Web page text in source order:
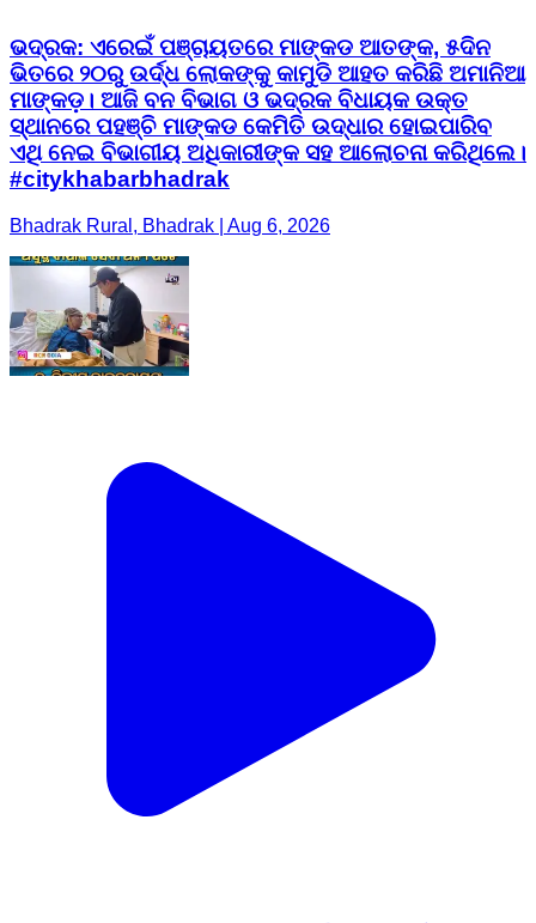
ଭଦ୍ରକ: ଏରେଇଁ ପଞ୍ଚାୟତରେ ମାଙ୍କଡ ଆତଙ୍କ, ୫ଦିନ
ଭିତରେ ୨୦ରୁ ଉର୍ଦ୍ଧ ଲୋକଙ୍କୁ କାମୁଡି ଆହତ କରିଛି ଅମାନିଆ
ମାଙ୍କଡ଼। ଆଜି ବନ ବିଭାଗ ଓ ଭଦ୍ରକ ବିଧାୟକ ଉକ୍ତ
ସ୍ଥାନରେ ପହଞ୍ଚି ମାଙ୍କଡ କେମିତି ଉଦ୍ଧାର ହୋଇପାରିବ
ଏଥି ନେଇ ବିଭାଗୀୟ ଅଧିକାରୀଙ୍କ ସହ ଆଲୋଚନା କରିଥିଲେ।
#citykhabarbhadrak
Bhadrak Rural, Bhadrak | Aug 6, 2026